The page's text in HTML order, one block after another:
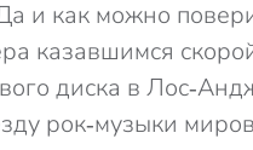
и как можно
казавшимся
диска в Лос-
рок-музыки